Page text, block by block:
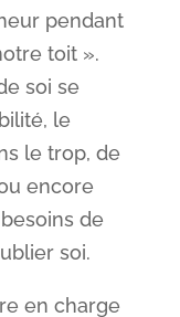
pendant
toit ».
soi se
le
le trop, de
encore
de
soi.
en charge